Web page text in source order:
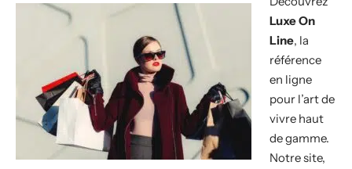
Luxe On
Line, la
référence
en ligne
pour l’art de
vivre haut
de gamme.
Notre site,